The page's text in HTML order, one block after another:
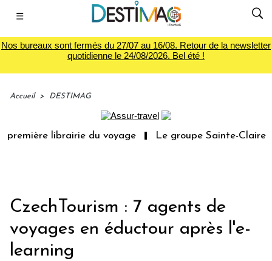
☰
Nos bureaux sont fermés du 27/07 au 16/08. Retour de la newsletter
quotidienne le 24/08/2026. Bel été !
Accueil > DESTIMAG
librairie du voyage Le groupe Sainte-Claire
CzechTourism : 7 agents de
voyages en éductour après l'e-
learning